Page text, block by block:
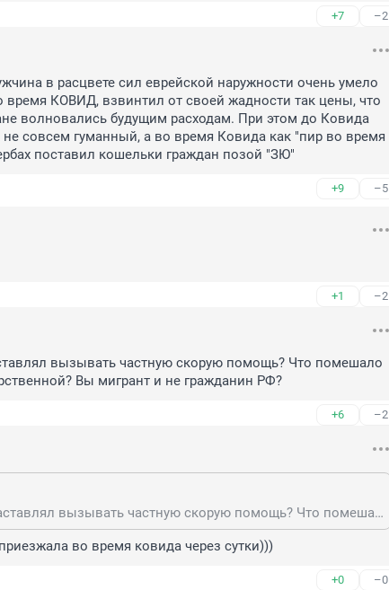
+7 –2
в расцвете сил еврейской наружности очень умело
время КОВИД, взвинтил от своей жадности так цены, что
волновались будущим расходам. При этом до Ковида
не совсем гуманный, а во время Ковида как "пир во время
поставил кошельки граждан позой "ЗЮ"
+9 –5
+1 –2
вызывать частную скорую помощь? Что помешало
Вы мигрант и не гражданин РФ?
+6 –2
Неужели Авербах вас заставлял вызывать частную скорую помощь? Что помешало воспользоваться государственной? Вы мигрант и не гражданин РФ?
во время ковида через сутки)))
+0 –0